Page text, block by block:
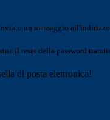
un messaggio
il reset della password
di posta elettronica!